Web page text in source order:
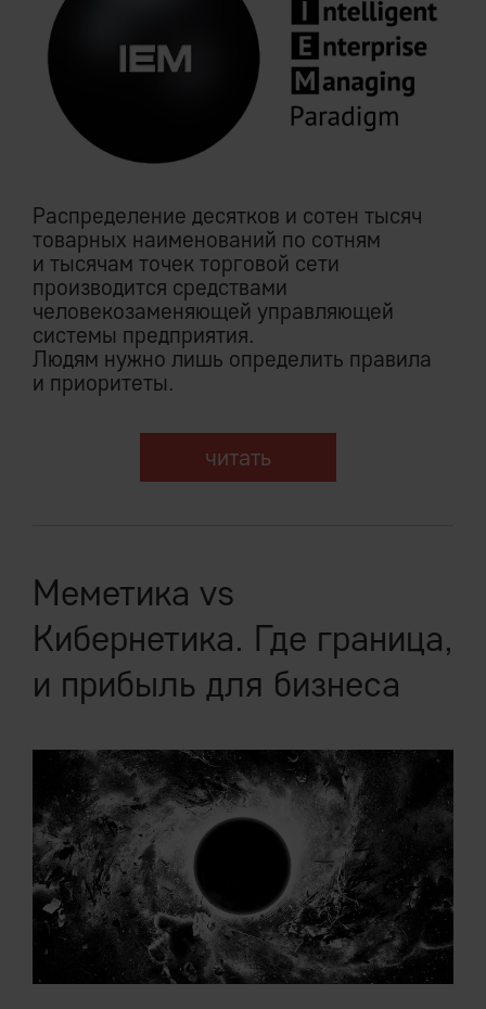
Распределение десятков и сотен тысяч
товарных наименований по сотням
и тысячам точек торговой сети
производится средствами
человекозаменяющей управляющей
системы предприятия.
Людям нужно лишь определить правила
и приоритеты.
читать
Меметика vs
Кибернетика. Где граница,
и прибыль для бизнеса